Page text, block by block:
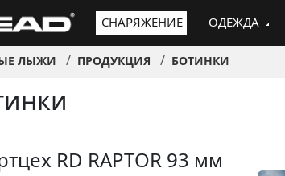
СНАРЯЖЕНИЕ ОДЕЖДА
ЛЫЖИ ПРОДУКЦИЯ БОТИНКИ
RD RAPTOR 93 мм